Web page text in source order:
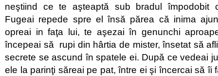
neştiind ce te aşteaptă sub bradul împodobit
Fugeai repede spre el însă părea că inima
opreai in faţa lui, te aşezai în genunchi
începeai să rupi din hârtia de mister, însetat să
secrete se ascund în spatele ei. După ce vedeai
ele la parinţi săreai pe pat, între ei şi încercai să îi